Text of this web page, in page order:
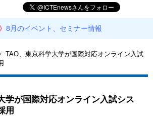
8月のイベント、セミナー情報
TAO、東京科学大学が国際対応オンライン入試
学が国際対応オンライン入試シス
用